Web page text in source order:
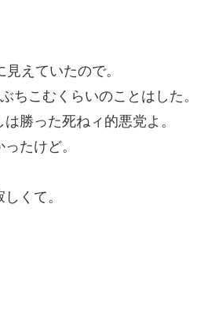
えていたので。
ちこむくらいのことはした。
勝った死ねィ的悪党よ。
たけど。
くて。